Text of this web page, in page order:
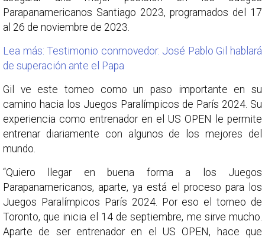
Parapanamericanos Santiago 2023, programados del 17
al 26 de noviembre de 2023.
Lea más: Testimonio conmovedor: José Pablo Gil hablará
de superación ante el Papa
Gil ve este torneo como un paso importante en su
camino hacia los Juegos Paralímpicos de París 2024. Su
experiencia como entrenador en el US OPEN le permite
entrenar diariamente con algunos de los mejores del
mundo.
“Quiero llegar en buena forma a los Juegos
Parapanamericanos, aparte, ya está el proceso para los
Juegos Paralímpicos París 2024. Por eso el torneo de
Toronto, que inicia el 14 de septiembre, me sirve mucho.
Aparte de ser entrenador en el US OPEN, hace que